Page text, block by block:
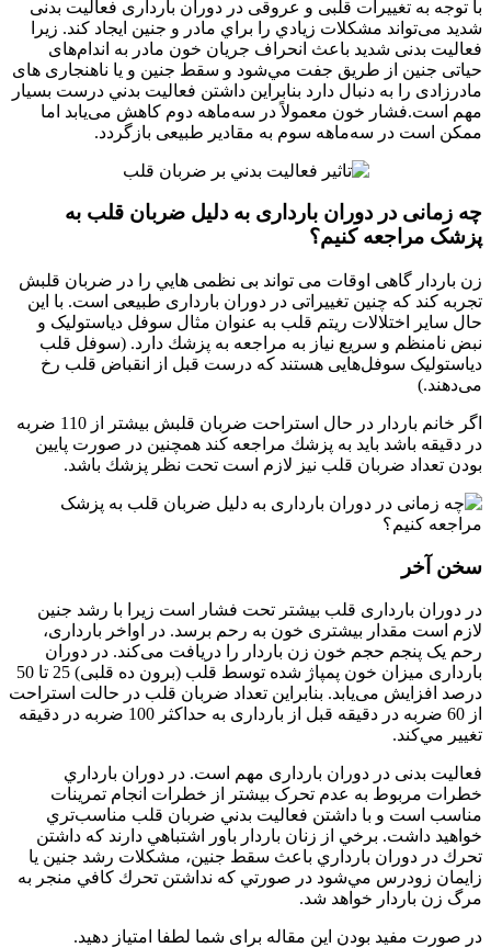
با توجه به تغییرات قلبی و عروقی در دوران بارداری فعالیت بدنی
شدید می‌تواند مشكلات زيادي را براي مادر و جنين ايجاد كند. زيرا
فعالیت بدنی شدید باعث انحراف جریان خون مادر به اندام‌های
حیاتی جنين از طريق جفت مي‌شود و سقط جنین و يا ناهنجاری های
مادرزادی را به دنبال دارد بنابراين داشتن فعاليت بدني درست بسيار
مهم است.فشار خون معمولاً در سه‌ماهه دوم کاهش می‌یابد اما
ممکن است در سه‌ماهه سوم به مقادیر طبیعی بازگردد.
چه زمانی در دوران بارداری به دلیل ضربان قلب به
پزشک مراجعه کنیم؟
زن باردار گاهی اوقات می تواند بی نظمی هايي را در ضربان قلبش
تجربه کند كه چنین تغییراتی در دوران بارداری طبیعی است. با این
حال سایر اختلالات ریتم قلب به عنوان مثال سوفل دیاستولیک و
نبض نامنظم و سریع نياز به مراجعه به پزشك دارد. (سوفل قلب
دیاستولیک سوفل‌هایی هستند که درست قبل از انقباض قلب رخ
می‌دهند.)
اگر خانم باردار در حال استراحت ضربان قلبش بيشتر از 110 ضربه
در دقیقه باشد بايد به پزشك مراجعه كند همچنين در صورت پايين
بودن تعداد ضربان قلب نيز لازم است تحت نظر پزشك باشد.
سخن آخر
در دوران بارداری قلب بیشتر تحت فشار است زیرا با رشد جنین
لازم است مقدار بیشتری خون به رحم برسد. در اواخر بارداری،
رحم یک پنجم حجم خون زن باردار را دریافت می‌کند. در دوران
بارداری میزان خون پمپاژ شده توسط قلب (برون ده قلبی) 25 تا 50
درصد افزایش می‌یابد. بنابراین تعداد ضربان قلب در حالت استراحت
از 60 ضربه در دقیقه قبل از بارداری به حداکثر 100 ضربه در دقیقه
تغيير مي‌كند.
فعالیت بدنی در دوران بارداری مهم است. در دوران بارداري
خطرات مربوط به عدم تحرک بیشتر از خطرات انجام تمرینات
مناسب است و با داشتن فعاليت بدني ضربان قلب مناسب‌تري
خواهيد داشت. برخي از زنان باردار باور اشتباهي دارند كه داشتن
تحرك در دوران بارداري باعث سقط جنین، مشکلات رشد جنین یا
زایمان زودرس مي‌شود در صورتي كه نداشتن تحرك كافي منجر به
مرگ زن باردار خواهد شد.
در صورت مفید بودن این مقاله برای شما لطفا امتیاز دهید.